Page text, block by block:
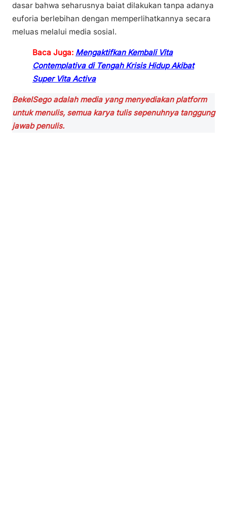
dasar bahwa seharusnya baiat dilakukan tanpa adanya
euforia berlebihan dengan memperlihatkannya secara
meluas melalui media sosial.
Baca Juga: Mengaktifkan Kembali Vita
Contemplativa di Tengah Krisis Hidup Akibat
Super Vita Activa
BekelSego adalah media yang menyediakan platform
untuk menulis, semua karya tulis sepenuhnya tanggung
jawab penulis.